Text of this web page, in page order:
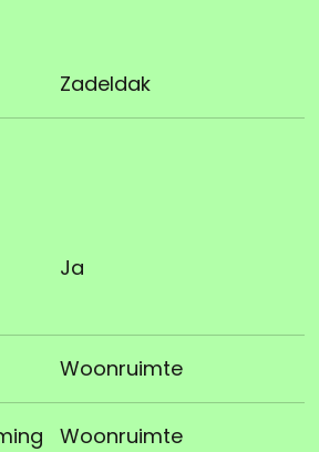
Zadeldak
Ja
Woonruimte
Woonruimte